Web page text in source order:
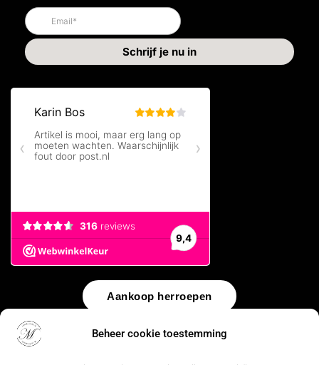
Beheer cookie toestemming
Aankoop herroepen
© 2026 by WebUnlimited–Algemene voorwaarden